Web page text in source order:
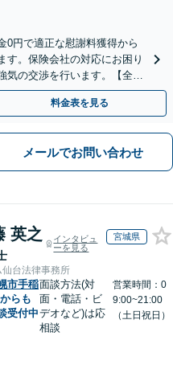
0円で適正な慰謝料獲得から
す。保険会社の対応にお困り
気の交渉を行います。【全国
料金表を見る
メールでお問い合わせ
英之
インタビュ
ーを見る
宮城県
仙台法律事務所
市手稲
からも
受付中
面談方法(対
面・電話・ビ
デオなど)は応
相談
営業時間：0
9:00~21:00
（土日祝日）